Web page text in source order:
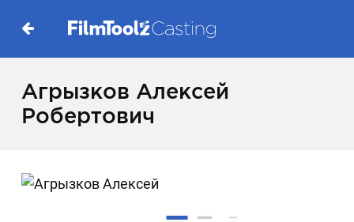
Агрызков Алексей
Робертович